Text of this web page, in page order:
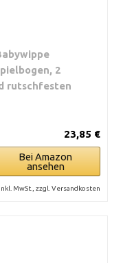
2
rutschfesten
23,85 €
Bei Amazon
ansehen
MwSt., zzgl. Versandkosten